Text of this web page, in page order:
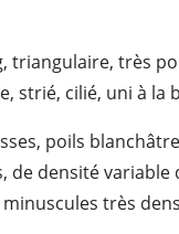
triangulaire, très
strié, cilié, uni à la
poils
de densité variable
très